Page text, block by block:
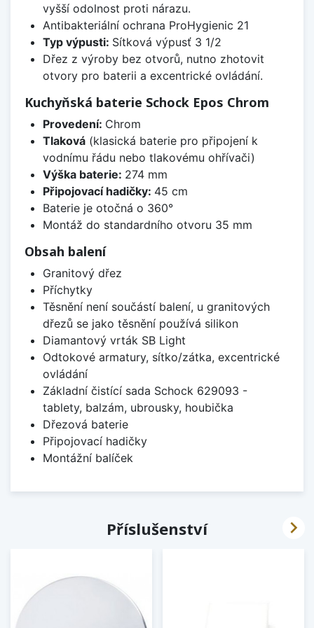
vyšší odolnost proti nárazu.
Antibakteriální ochrana ProHygienic 21
Typ výpusti: Sítková výpusť 3 1/2
Dřez z výroby bez otvorů, nutno zhotovit
otvory pro baterii a excentrické ovládání.
Kuchyňská baterie Schock Epos Chrom
Provedení: Chrom
Tlaková(klasická baterie pro připojení k
vodnímu řádu nebo tlakovému ohřívači)
Výška baterie: 274 mm
Připojovací hadičky: 45 cm
Baterie je otočná o 360°
Montáž do standardního otvoru 35 mm
Obsah balení
Granitový dřez
Příchytky
Těsnění není součástí balení, u granitových
dřezů se jako těsnění používá silikon
Diamantový vrták SB Light
Odtokové armatury, sítko/zátka, excentrické
ovládání
Základní čistící sada Schock 629093 -
tablety, balzám, ubrousky, houbička
Dřezová baterie
Připojovací hadičky
Montážní balíček
Příslušenství 